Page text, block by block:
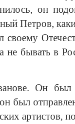
он
Петров,
не бывать в
Он
был
артистов,